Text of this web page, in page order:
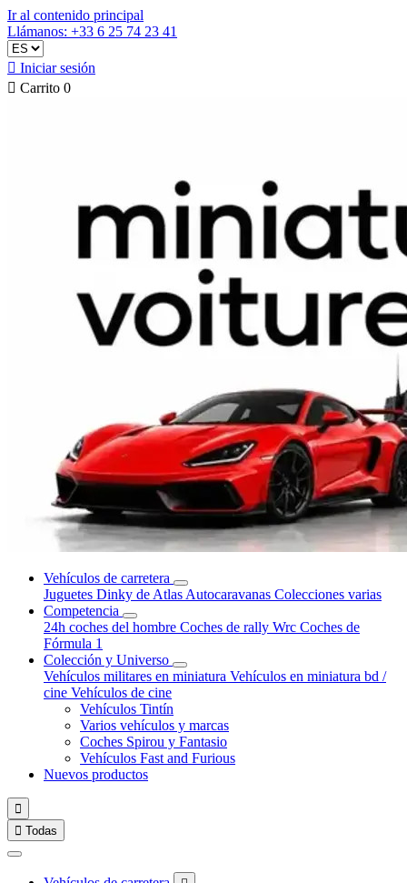
Ir al contenido principal
Llámanos: +33 6 25 74 23 41
 Iniciar sesión
 Carrito 0
Vehículos de carretera
Juguetes Dinky de Atlas Autocaravanas Colecciones varias
Competencia
24h coches del hombre Coches de rally Wrc Coches de
Fórmula 1
Colección y Universo
Vehículos militares en miniatura Vehículos en miniatura bd /
cine Vehículos de cine
Vehículos Tintín
Varios vehículos y marcas
Coches Spirou y Fantasio
Vehículos Fast and Furious
Nuevos productos

 Todas